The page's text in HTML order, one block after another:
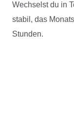
Wechselst du in
stabil, das
Stunden.